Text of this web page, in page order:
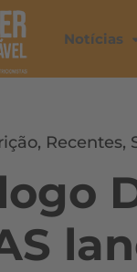
Notícias
, Recentes,